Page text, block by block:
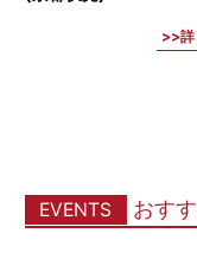
EVENTS おす